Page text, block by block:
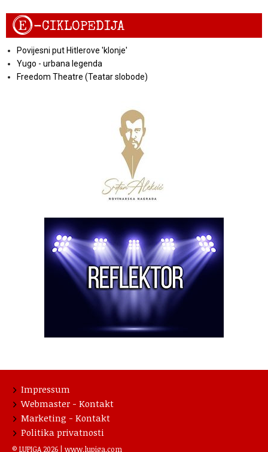
E-CIKLOPEDIJA
Povijesni put Hitlerove 'klonje'
Yugo - urbana legenda
Freedom Theatre (Teatar slobode)
Impressum
Webmaster - Kontakt
Marketing - Kontakt
Politika privatnosti
© LUPIGA 2026 | www.lupiga.com